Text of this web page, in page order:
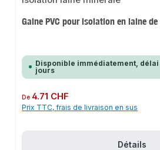
Gaine PVC pour isolation en laine
Disponible immédiatement,
jours
Prix régulier :
De 4.71 CHF
Prix TTC, frais de livraison en sus
Détails